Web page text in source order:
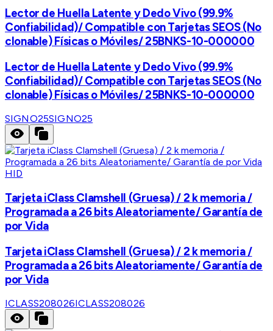
Lector de Huella Latente y Dedo Vivo (99.9%
Confiabilidad)/ Compatible con Tarjetas SEOS (No
clonable) Físicas o Móviles/ 25BNKS-10-000000
Lector de Huella Latente y Dedo Vivo (99.9%
Confiabilidad)/ Compatible con Tarjetas SEOS (No
clonable) Físicas o Móviles/ 25BNKS-10-000000
SIGNO25SIGNO25
HID
Tarjeta iClass Clamshell (Gruesa) / 2 k memoria /
Programada a 26 bits Aleatoriamente/ Garantía de
por Vida
Tarjeta iClass Clamshell (Gruesa) / 2 k memoria /
Programada a 26 bits Aleatoriamente/ Garantía de
por Vida
ICLASS208026ICLASS208026